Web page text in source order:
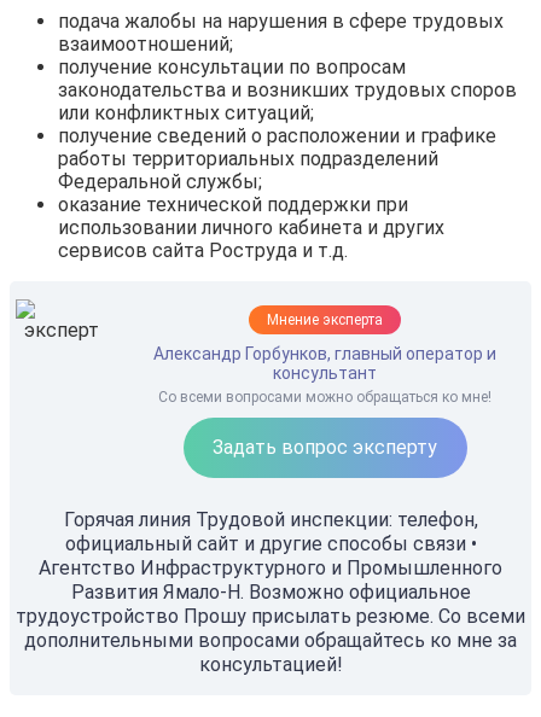
подача жалобы на нарушения в сфере трудовых
взаимоотношений;
получение консультации по вопросам
законодательства и возникших трудовых споров
или конфликтных ситуаций;
получение сведений о расположении и графике
работы территориальных подразделений
Федеральной службы;
оказание технической поддержки при
использовании личного кабинета и других
сервисов сайта Роструда и т.д.
Мнение эксперта
Александр Горбунков, главный оператор и
консультант
Со всеми вопросами можно обращаться ко мне!
Задать вопрос эксперту
Горячая линия Трудовой инспекции: телефон,
официальный сайт и другие способы связи •
Агентство Инфраструктурного и Промышленного
Развития Ямало-Н. Возможно официальное
трудоустройство Прошу присылать резюме. Со всеми
дополнительными вопросами обращайтесь ко мне за
консультацией!